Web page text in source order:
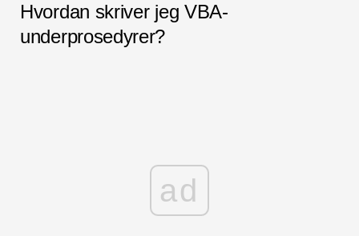
Hvordan skriver jeg VBA-
underprosedyrer?
ad